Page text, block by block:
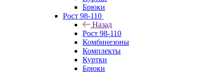
Брюки
Рост 98-110
Назад
Рост 98-110
Комбинезоны
Комплекты
Куртки
Брюки